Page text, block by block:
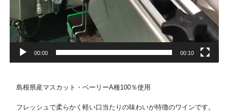
00:00 00:10
島根県産マスカット・ベーリーA種100％使用
フレッシュで柔らかく軽い口当たりの味わいが特徴のワインです。